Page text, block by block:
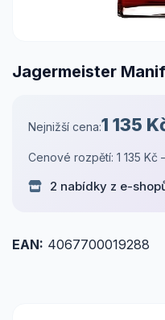
Jagermeister
Nejnižší cena:1 135
Cenové rozpětí: 1 135 Kč
2 nabídky z e-
EAN: 4067700019288